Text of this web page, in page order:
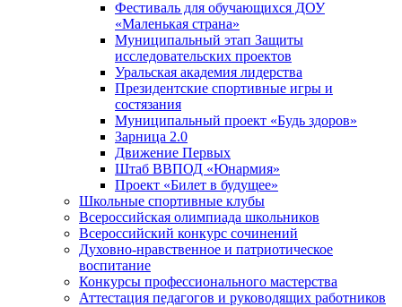
Фестиваль для обучающихся ДОУ
«Маленькая страна»
Муниципальный этап Защиты
исследовательских проектов
Уральская академия лидерства
Президентские спортивные игры и
состязания
Муниципальный проект «Будь здоров»
Зарница 2.0
Движение Первых
Штаб ВВПОД «Юнармия»
Проект «Билет в будущее»
Школьные спортивные клубы
Всероссийская олимпиада школьников
Всероссийский конкурс сочинений
Духовно-нравственное и патриотическое
воспитание
Конкурсы профессионального мастерства
Аттестация педагогов и руководящих работников